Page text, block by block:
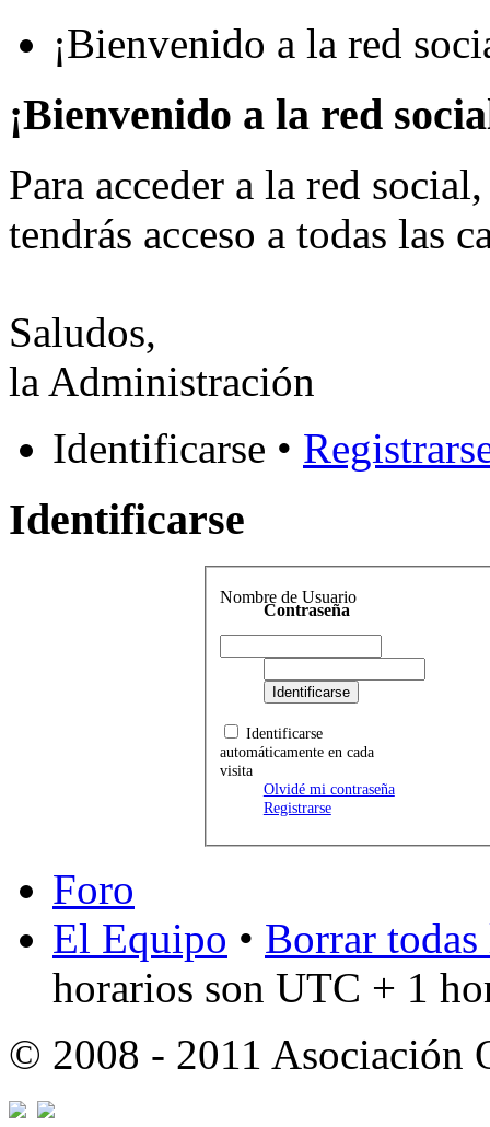
¡Bienvenido a la red
¡Bienvenido a la red
Para acceder a la red
tendrás acceso a todas las
Saludos,
la Administración
Identificarse •
Identificarse
Nombre de Usuario
Contraseña
Identificarse
automáticamente en cada
visita
Olvidé mi contraseña
Registrarse
Foro
El Equipo • Borrar
horarios son UTC + 1
© 2008 - 2011 Asociación